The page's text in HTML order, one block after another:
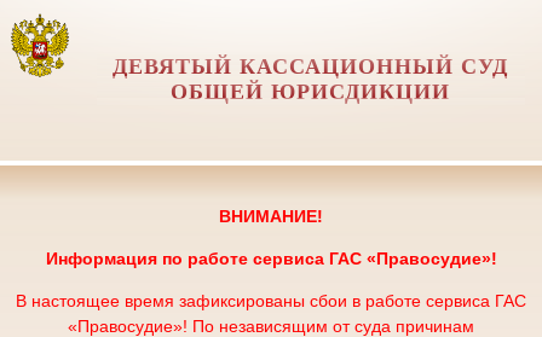
ДЕВЯТЫЙ КАССАЦИОННЫЙ СУД
ОБЩЕЙ ЮРИСДИКЦИИ
ВНИМАНИЕ!
Информация по работе сервиса ГАС «Правосудие»!
В настоящее время зафиксированы сбои в работе сервиса ГАС
«Правосудие»! По независящим от суда причинам